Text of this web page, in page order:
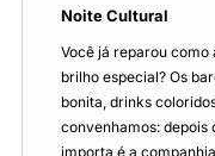
Noite Cultural
Você já reparou como
brilho especial? Os
bonita, drinks
convenhamos: depois
importa é a